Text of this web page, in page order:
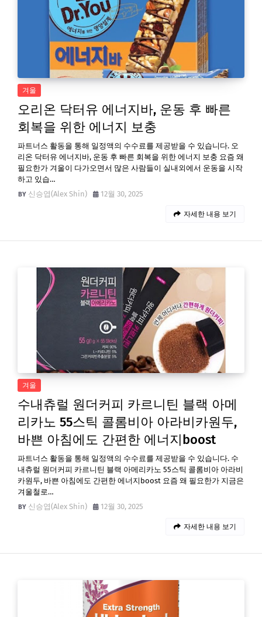
겨울
오리온 닥터유 에너지바, 운동 후 빠른
회복을 위한 에너지 보충
파트너스 활동을 통해 일정액의 수수료를 제공받을 수 있습니다. 오
리온 닥터유 에너지바, 운동 후 빠른 회복을 위한 에너지 보충 요즘 왜
필요한가 겨울이 다가오면서 많은 사람들이 실내외에서 운동을 시작
하고 있습…
신승엽(Alex Shin)
12월 30, 2025
자세한 내용 보기
겨울
수내츄럴 원더커피 카르니틴 블랙 아메
리카노 55스틱 콜롬비아 아라비카원두,
바쁜 아침에도 간편한 에너지boost
파트너스 활동을 통해 일정액의 수수료를 제공받을 수 있습니다. 수
내츄럴 원더커피 카르니틴 블랙 아메리카노 55스틱 콜롬비아 아라비
카원두, 바쁜 아침에도 간편한 에너지boost 요즘 왜 필요한가 지금은
겨울철로…
신승엽(Alex Shin)
12월 30, 2025
자세한 내용 보기